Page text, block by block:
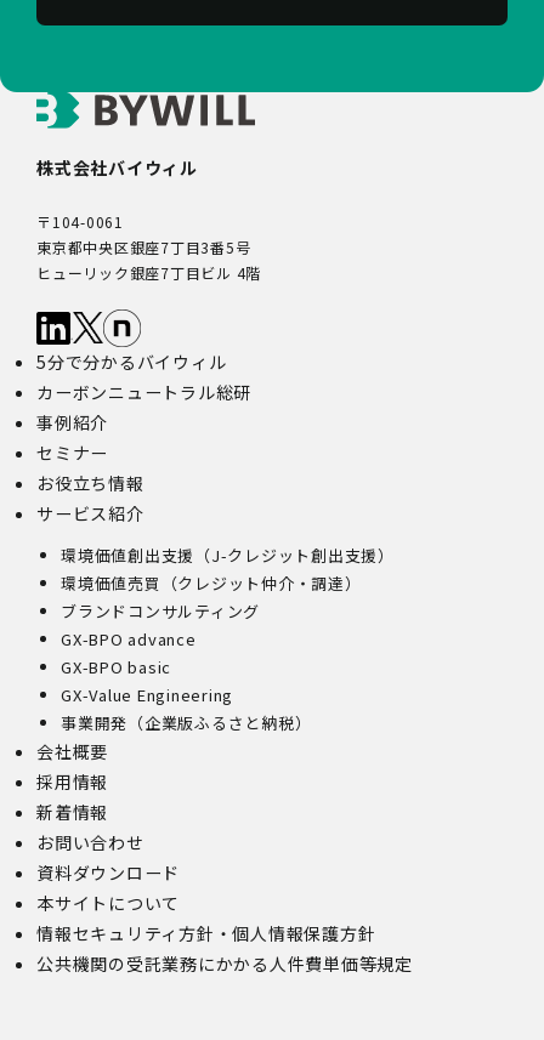
株式会社バイウィル
〒104-0061
東京都中央区銀座7丁目3番5号
ヒューリック銀座7丁目ビル 4階
5分で分かるバイウィル
カーボンニュートラル総研
事例紹介
セミナー
お役立ち情報
サービス紹介
環境価値創出支援（J-クレジット創出支援）
環境価値売買（クレジット仲介・調達）
ブランドコンサルティング
GX-BPO advance
GX-BPO basic
GX-Value Engineering
事業開発（企業版ふるさと納税）
会社概要
採用情報
新着情報
お問い合わせ
資料ダウンロード
本サイトについて
情報セキュリティ方針・個人情報保護方針
公共機関の受託業務にかかる人件費単価等規定